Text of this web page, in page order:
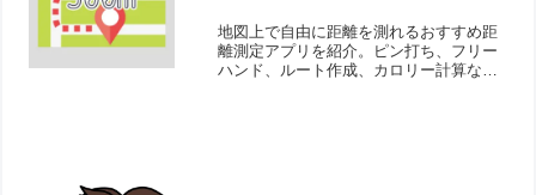
地図上で自由に距離を測れるおすすめ距
離測定アプリを紹介。ピン打ち、フリー
ハンド、ルート作成、カロリー計算な